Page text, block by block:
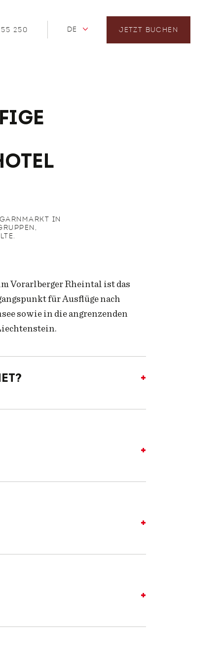
250 DE JETZT BUCHEN
IN
Vorarlberger Rheintal ist das
für Ausflüge nach
sowie in die angrenzenden